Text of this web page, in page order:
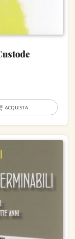
ACQUISTA